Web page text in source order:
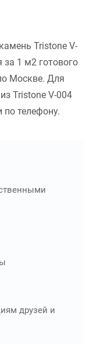
Tristone V-
за 1 м2 готового
Москве. Для
Tristone V-004
по телефону.
друзей и